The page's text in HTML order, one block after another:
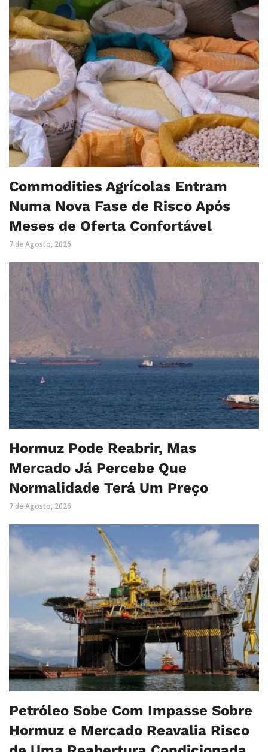
Commodities Agrícolas Entram
Numa Nova Fase de Risco Após
Meses de Oferta Confortável
7 de Agosto, 2026
Hormuz Pode Reabrir, Mas
Mercado Já Percebe Que
Normalidade Terá Um Preço
7 de Agosto, 2026
Petróleo Sobe Com Impasse Sobre
Hormuz e Mercado Reavalia Risco